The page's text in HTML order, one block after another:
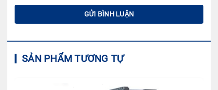
SẢN PHẨM TƯƠNG TỰ